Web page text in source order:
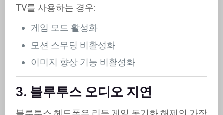
TV를 사용하는 경우:
게임 모드 활성화
모션 스무딩 비활성화
이미지 향상 기능 비활성화
3. 블루투스 오디오 지연
블루투스 헤드폰은 리듬 게임 동기화 해제의 가장